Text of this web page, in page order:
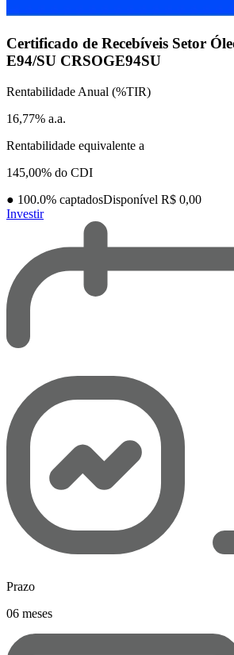
Certificado de Recebíveis Setor
E94/SU CRSOGE94SU
Rentabilidade Anual (%TIR)
16,77% a.a.
Rentabilidade equivalente a
145,00% do CDI
● 100.0% captadosDisponível R$ 0,00
Investir
Prazo
06 meses